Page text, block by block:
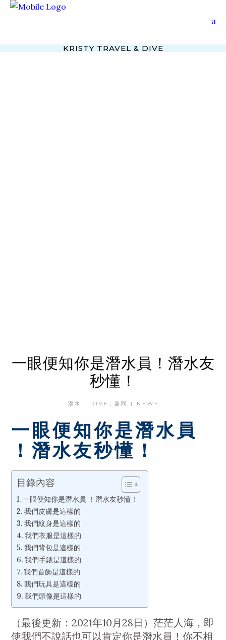
KRISTY TRAVEL & DIVE
一眼便知你是潛水員！潛水友
秒懂！
潛水 | DIVE 趣聞 | NEWS
一眼便知你是潛水員
！潛水友秒懂！
目錄內容
一眼便知你是潛水員 ！潛水友秒懂！
我們皮膚是這樣的
我們紋身是這樣的
我們衣服是這樣的
我們背包是這樣的
我們手錶是這樣的
我們首飾是這樣的
我們玩具是這樣的
我們頭像是這樣的
（最後更新：2021年10月28日）茫茫人海，即
使我們不說話也可以肯定你是潛水員！你不相